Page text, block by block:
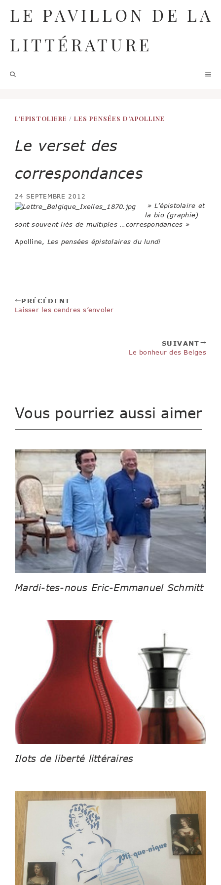
contenu
LE PAVILLON DE LA
LITTÉRATURE
L'EPISTOLIERE /LES PENSÉES D'APOLLINE
Le verset des
correspondances
24 SEPTEMBRE 2012
» L’épistolaire et
la bio (graphie)
sont souvent liés de multiples …correspondances »
Apolline, Les pensées épistolaires du lundi
PRÉCÉDENT
Laisser les cendres s’envoler
SUIVANT
Le bonheur des Belges
Vous pourriez aussi aimer
Mardi-tes-nous Eric-Emmanuel Schmitt
Ilots de liberté littéraires